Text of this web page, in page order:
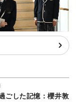
ごした記憶：櫻井敦